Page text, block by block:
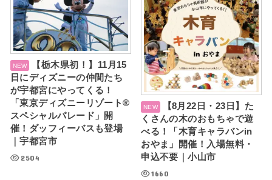
【栃木県初！】11月15
日にディズニーの仲間たち
が宇都宮にやってくる！
「東京ディズニーリゾート®
スペシャルパレード」開
催！ダッフィーバスも登場
｜宇都宮市
2504
【8月22日・23日】た
くさんの木のおもちゃで遊
べる！「木育キャラバンin
おやま」開催！入場無料・
申込不要｜小山市
1660